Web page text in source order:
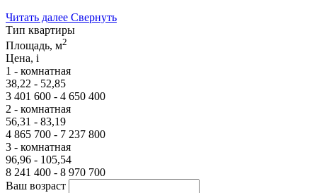
Читать далее Свернуть
Тип квартиры
Площадь, м2
Цена, i
1 - комнатная
38,22 - 52,85
3 401 600 - 4 650 400
2 - комнатная
56,31 - 83,19
4 865 700 - 7 237 800
3 - комнатная
96,96 - 105,54
8 241 400 - 8 970 700
Ваш возраст